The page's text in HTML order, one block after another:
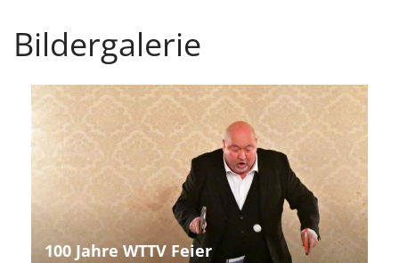
Bildergalerie
100 Jahre WTTV Feier